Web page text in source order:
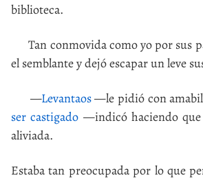
biblioteca.
Tan conmovida como yo por sus
el semblante y dejó escapar un leve
—Levantaos—le pidió con
ser castigado —indicó haciendo
aliviada.
Estaba tan preocupada por lo que